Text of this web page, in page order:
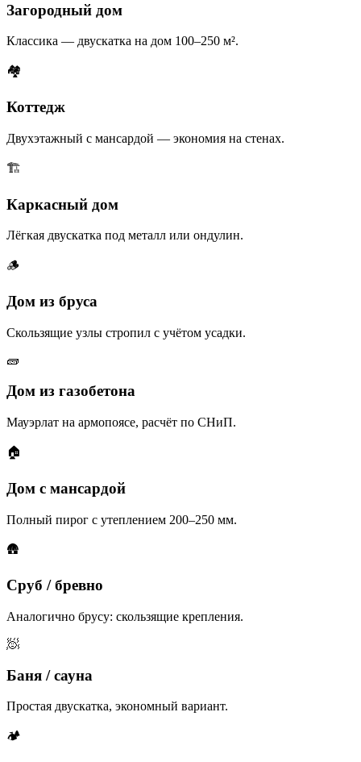
Загородный дом
Классика — двускатка на дом 100–250 м².
🏘
Коттедж
Двухэтажный с мансардой — экономия на стенах.
🏗
Каркасный дом
Лёгкая двускатка под металл или ондулин.
🪵
Дом из бруса
Скользящие узлы стропил с учётом усадки.
🧱
Дом из газобетона
Мауэрлат на армопоясе, расчёт по СНиП.
🏠
Дом с мансардой
Полный пирог с утеплением 200–250 мм.
🛖
Сруб / бревно
Аналогично брусу: скользящие крепления.
🧖
Баня / сауна
Простая двускатка, экономный вариант.
🏕